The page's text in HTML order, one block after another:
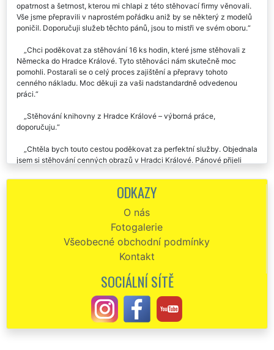
opatrnost a šetrnost, kterou mi chlapi z této stěhovací firmy věnovali.
Vše jsme přepravili v naprostém pořádku aniž by se některý z modelů
poničil. Doporučuji služeb těchto pánů, jsou to mistři ve svém oboru.
Chci poděkovat za stěhování 16 ks hodin, které jsme stěhovali z
Německa do Hradce Králové. Tyto stěhováci nám skutečně moc
pomohli. Postarali se o celý proces zajištění a přepravy tohoto
cenného nákladu. Moc děkuji za vaši nadstandardně odvedenou
práci.
Stěhování knihovny z Hradce Králové – výborná práce,
doporučuju.
Chtěla bych touto cestou poděkovat za perfektní služby. Objednala
jsem si stěhování cenných obrazů v Hradci Králové. Pánové přijeli
byli skvělí!!! Vše pečlivě zabalili a zabezpečili a v pořádku převezli, jak
jsem potřebovala. Děkuji za profi přístup, byla jsem moc spokojená!
Děkuju za precizní přístup při stěhování mé sbírky hudebních
nástrojů. Rád vás budu doporučovat.
ODKAZY
O nás
Fotogalerie
Všeobecné obchodní podmínky
Kontakt
SOCIÁLNÍ SÍTĚ